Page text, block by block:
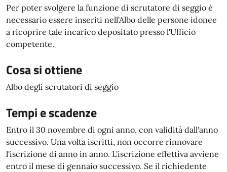
Per poter svolgere la funzione di scrutatore di seggio è
necessario essere inseriti nell'Albo delle persone idonee
a ricoprire tale incarico depositato presso l'Ufficio
competente.
Cosa si ottiene
Albo degli scrutatori di seggio
Tempi e scadenze
Entro il 30 novembre di ogni anno, con validità dall'anno
successivo. Una volta iscritti, non occorre rinnovare
l'iscrizione di anno in anno. L'iscrizione effettiva avviene
entro il mese di gennaio successivo. Se il richiedente